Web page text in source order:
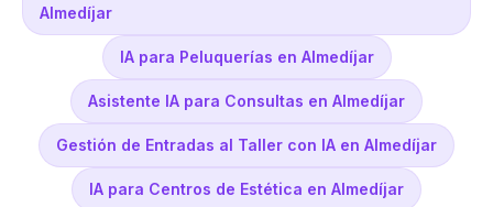
Almedíjar
IA para Peluquerías en Almedíjar
Asistente IA para Consultas en Almedíjar
Gestión de Entradas al Taller con IA en Almedíjar
IA para Centros de Estética en Almedíjar